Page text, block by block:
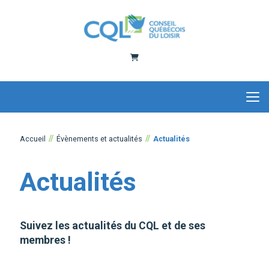
Panier
Accueil Évènements et actualités Actualités
Actualités
Suivez les actualités du CQL et de ses
membres !